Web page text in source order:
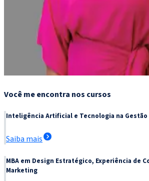
Você me encontra nos cursos
Inteligência Artificial e Tecnologia na Gestão
Saiba mais
MBA em Design Estratégico, Experiência de
Marketing